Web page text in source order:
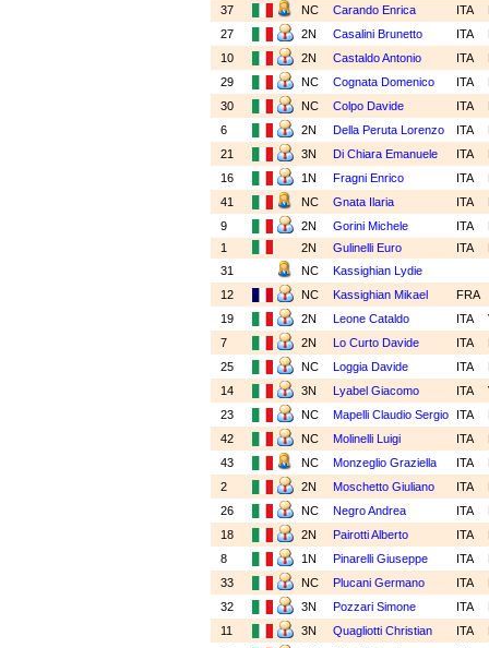
37
NC Carando Enrica ITA
27
2N Casalini Brunetto ITA
10
2N Castaldo Antonio ITA
29
NC Cognata Domenico ITA
30
NC Colpo Davide ITA
6
2N Della Peruta Lorenzo ITA
21
3N Di Chiara Emanuele ITA
16
1N Fragni Enrico ITA
41
NC Gnata Ilaria ITA
9
2N Gorini Michele ITA
1
2N Gulinelli Euro ITA
31
NC
Kassighian Lydie
12
NC Kassighian Mikael
FRA
19
2N Leone Cataldo ITA
7
2N Lo Curto Davide ITA
25
NC Loggia Davide ITA
14
3N Lyabel Giacomo ITA
23
NC Mapelli Claudio Sergio ITA
42
NC Molinelli Luigi ITA
43
NC Monzeglio Graziella ITA
2
2N Moschetto Giuliano ITA
26
NC Negro Andrea ITA
18
2N Pairotti Alberto ITA
8
1N Pinarelli Giuseppe ITA
33
NC Plucani Germano ITA
32
3N Pozzari Simone ITA
11
3N Quagliotti Christian ITA